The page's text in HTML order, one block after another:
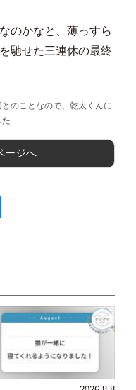
のかなと、薄っすら
馳せた三連休の最終
のことなので、乾太くんに
ージへ